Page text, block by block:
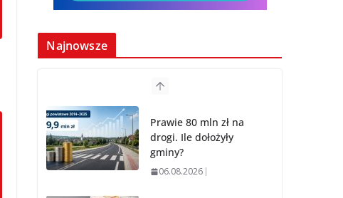
Najnowsze
Prawie 80 mln zł na
drogi. Ile dołożyły
gminy?
06.08.2026